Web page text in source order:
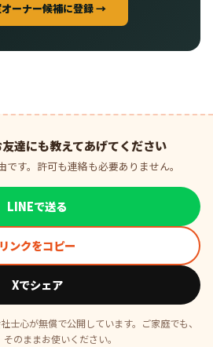
ーナー候補に登録 →
達にも教えてあげてください
す。許可も連絡も必要ありません。
LINEで送る
リンクをコピー
Xでシェア
士心が無償で公開しています。ご家庭でも、
のままお使いください。